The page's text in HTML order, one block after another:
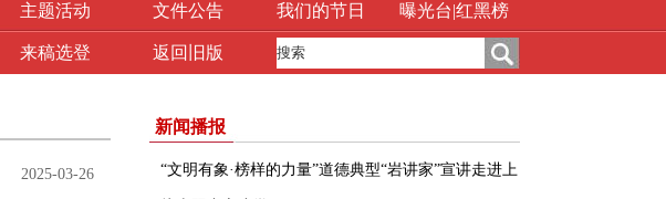
主题活动 文件公告 我们的节日 曝光台|红黑榜
来稿选登 返回旧版
2025-03-26
新闻播报
“文明有象·榜样的力量”道德典型“岩讲家”宣讲走进上